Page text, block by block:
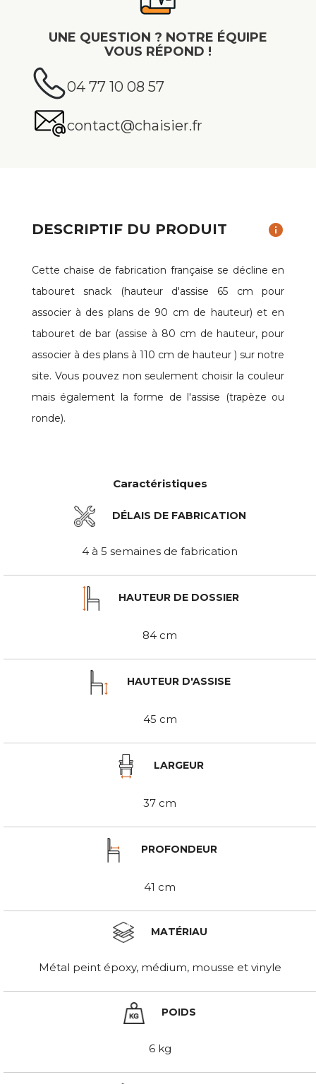
UNE QUESTION ? NOTRE ÉQUIPE
VOUS RÉPOND !
04 77 10 08 57
contact@chaisier.fr
DESCRIPTIF DU PRODUIT info
Cette chaise de fabrication française se décline en
tabouret snack (hauteur d'assise 65 cm pour
associer à des plans de 90 cm de hauteur) et en
tabouret de bar (assise à 80 cm de hauteur, pour
associer à des plans à 110 cm de hauteur ) sur notre
site. Vous pouvez non seulement choisir la couleur
mais également la forme de l'assise (trapèze ou
ronde).
Caractéristiques
DÉLAIS DE FABRICATION
4 à 5 semaines de fabrication
HAUTEUR DE DOSSIER
84 cm
HAUTEUR D'ASSISE
45 cm
LARGEUR
37 cm
PROFONDEUR
41 cm
MATÉRIAU
Métal peint époxy, médium, mousse et vinyle
POIDS
6 kg